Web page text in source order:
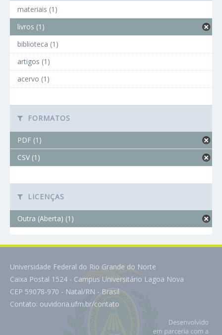
materiais (1)
livros (1)
biblioteca (1)
artigos (1)
acervo (1)
FORMATOS
PDF (1)
CSV (1)
LICENÇAS
Outra (Aberta) (1)
Universidade Federal do Rio Grande do Norte
Caixa Postal 1524 - Campus Universitário Lagoa Nova
CEP 59078-970 - Natal/RN - Brasil
Contato: ouvidoria.ufrn.br/contato